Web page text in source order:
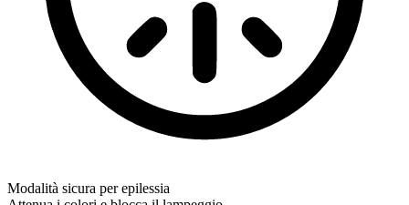
Modalità sicura per epilessia